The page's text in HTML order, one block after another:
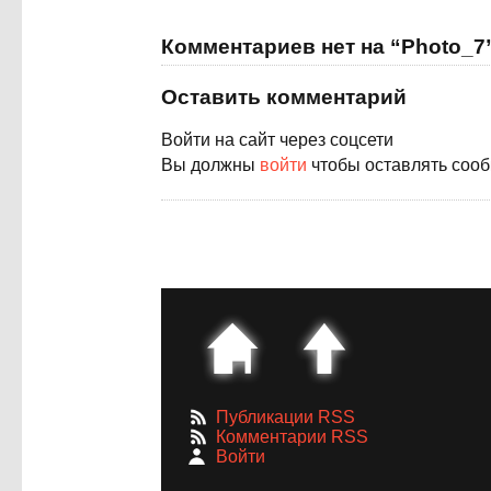
Комментариев нет на
Оставить комментарий
Войти на сайт через соцсети
Вы должны войти чтобы оставлять
Публикации RSS
Комментарии RSS
Войти